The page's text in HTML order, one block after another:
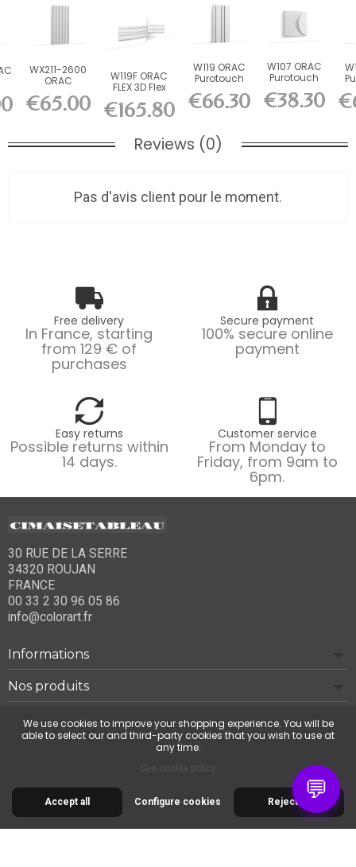
WX211-2600
ORAC
Purotouch 3D
wall panel...
€65.00
W119F ORAC
FLEX 3D Flex
Wall Panel
L200 x...
€165.80
W119 ORAC
Purotouch
3D wall
panel L200
x...
€66.30
W107 ORAC
Purotouch
3D wall
panel L33.3
x...
€38.30
Reviews (0)
Pas d'avis client pour le moment.
Free delivery
In France, starting
from 129 € of
purchases
Secure payment
100% secure online
payment
Easy returns
Possible returns within
14 days.
Customer service
From Monday to
Friday, from 9am to
6pm.
30 RUE DE LA SERRE
34320 ROUJAN
FRANCE
00 33 2 30 96 05 86
info@colorart.fr
Informations
Nos produits
Notre société
💬
© 2026 Cimaise Tableau. Tous droits réservés.
We use cookies to improve your shopping experience. You will be
able to select our and third-party cookies that you wish to use at
any time.
See cookie policy
Accept all Reject all
Configure cookies